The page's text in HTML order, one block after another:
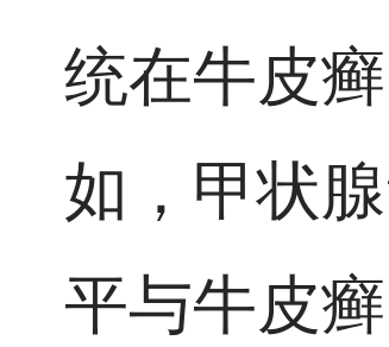
统在牛皮
如，甲状
平与牛皮